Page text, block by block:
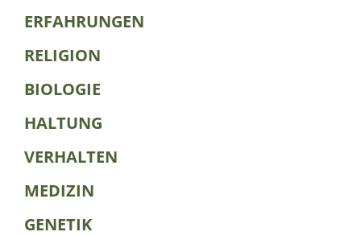
ERFAHRUNGEN
RELIGION
BIOLOGIE
HALTUNG
VERHALTEN
MEDIZIN
GENETIK